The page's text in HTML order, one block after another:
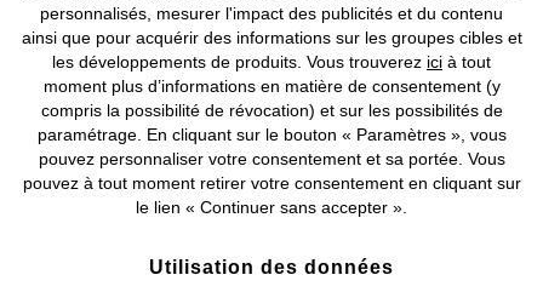
Mentions légales Résilier le contrat
©2026 bonprix.Tous droits réservés.
Deutsch Français
personnalisés, mesurer l'impact des publicités et du contenu
ainsi que pour acquérir des informations sur les groupes cibles et
les développements de produits. Vous trouverez ici à tout
moment plus d’informations en matière de consentement (y
compris la possibilité de révocation) et sur les possibilités de
paramétrage. En cliquant sur le bouton « Paramètres », vous
pouvez personnaliser votre consentement et sa portée. Vous
pouvez à tout moment retirer votre consentement en cliquant sur
le lien « Continuer sans accepter ».
Utilisation des données